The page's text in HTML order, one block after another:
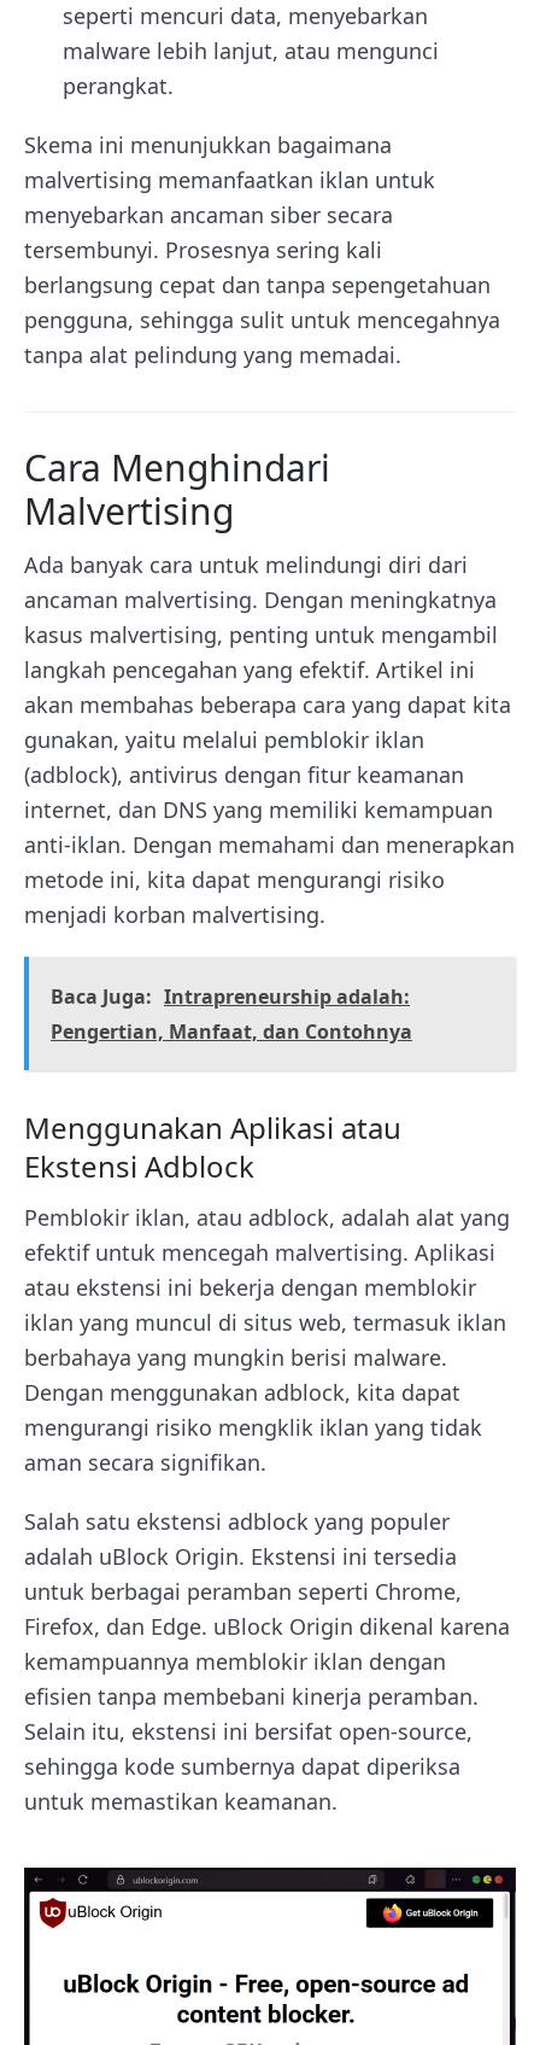
seperti mencuri data, menyebarkan
malware lebih lanjut, atau mengunci
perangkat.
Skema ini menunjukkan bagaimana
malvertising memanfaatkan iklan untuk
menyebarkan ancaman siber secara
tersembunyi. Prosesnya sering kali
berlangsung cepat dan tanpa sepengetahuan
pengguna, sehingga sulit untuk mencegahnya
tanpa alat pelindung yang memadai.
Cara Menghindari
Malvertising
Ada banyak cara untuk melindungi diri dari
ancaman malvertising. Dengan meningkatnya
kasus malvertising, penting untuk mengambil
langkah pencegahan yang efektif. Artikel ini
akan membahas beberapa cara yang dapat kita
gunakan, yaitu melalui pemblokir iklan
(adblock), antivirus dengan fitur keamanan
internet, dan DNS yang memiliki kemampuan
anti-iklan. Dengan memahami dan menerapkan
metode ini, kita dapat mengurangi risiko
menjadi korban malvertising.
Baca Juga: Intrapreneurship adalah:
Pengertian, Manfaat, dan Contohnya
Menggunakan Aplikasi atau
Ekstensi Adblock
Pemblokir iklan, atau adblock, adalah alat yang
efektif untuk mencegah malvertising. Aplikasi
atau ekstensi ini bekerja dengan memblokir
iklan yang muncul di situs web, termasuk iklan
berbahaya yang mungkin berisi malware.
Dengan menggunakan adblock, kita dapat
mengurangi risiko mengklik iklan yang tidak
aman secara signifikan.
Salah satu ekstensi adblock yang populer
adalah uBlock Origin. Ekstensi ini tersedia
untuk berbagai peramban seperti Chrome,
Firefox, dan Edge. uBlock Origin dikenal karena
kemampuannya memblokir iklan dengan
efisien tanpa membebani kinerja peramban.
Selain itu, ekstensi ini bersifat open-source,
sehingga kode sumbernya dapat diperiksa
untuk memastikan keamanan.